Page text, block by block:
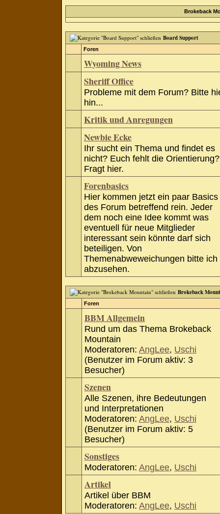
Brokeback
Board Support
Foren
Wyoming News
Sheriff Office
Probleme mit dem Forum? Bitte
hin...
Kritik und Anregungen
Newbie Ecke
Ihr sucht ein Thema und findet es
nicht? Euch fehlt die Orientierung?
Fragt hier.
Forenbasics
Hier kommen jetzt ein paar Basics
des Forum betreffend rein. Jeder
dem noch eine Idee kommt was
eventuell für neue Mitglieder
interessant sein könnte darf sich
beteiligen. Von
Themenabweweichungen bitte ich
abzusehen.
Brokeback
Foren
BBM Allgemein
Rund um das Thema Brokeback
Mountain
Moderatoren: AngLee, Uschi
(Benutzer im Forum aktiv: 3
Besucher)
Szenen
Alle Szenen, ihre Bedeutungen
und Interpretationen
Moderatoren: AngLee, Uschi
(Benutzer im Forum aktiv: 5
Besucher)
Sonstiges
Moderatoren: AngLee, Uschi
Artikel
Artikel über BBM
Moderatoren: AngLee, Uschi